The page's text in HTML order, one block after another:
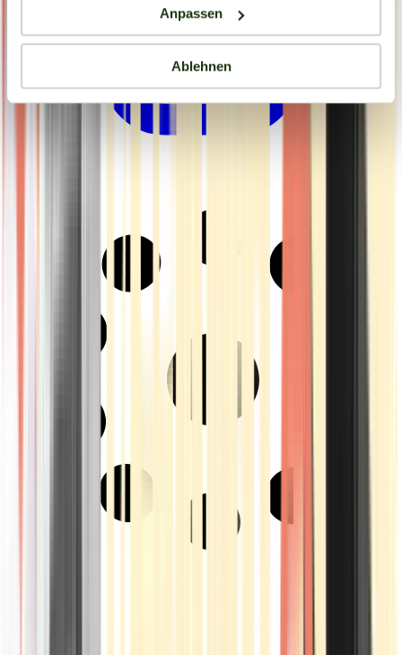
Anpassen
Ablehnen